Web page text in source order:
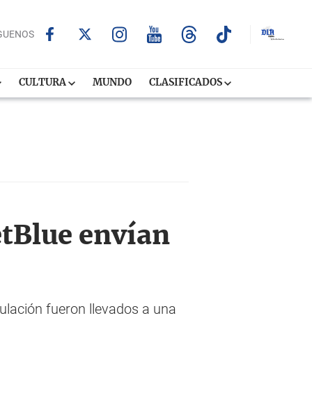
CULTURA MUNDO CLASIFICADOS
envían
fueron llevados a una